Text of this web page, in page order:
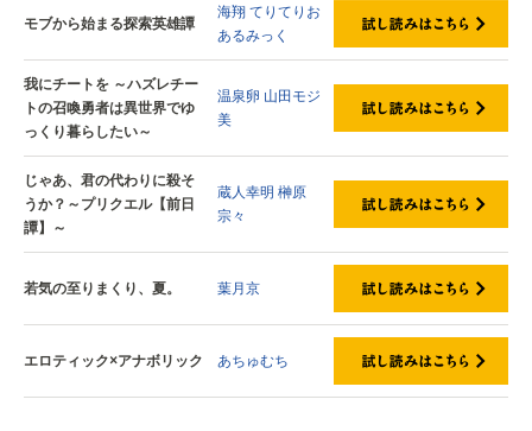
モブから始まる探索英雄譚
海翔てりてりお
あるみっく
我にチートを ～ハズレチー
トの召喚勇者は異世界でゆ
っくり暮らしたい～
温泉卵 山田モジ
美
じゃあ、君の代わりに殺そ
うか？～プリクエル【前日
譚】～
蔵人幸明 榊原
宗々
若気の至りまくり、夏。 葉月京
エロティック×アナボリック あちゅむち